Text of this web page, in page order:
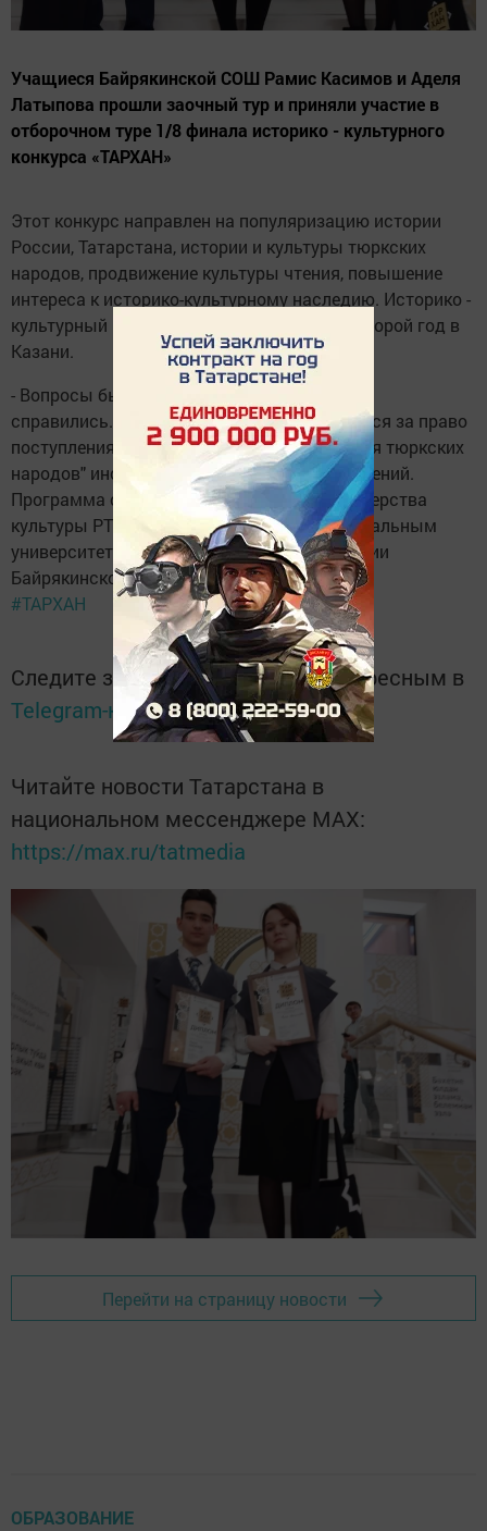
Учащиеся Байрякинской СОШ Рамис Касимов и Аделя
Латыпова прошли заочный тур и приняли участие в
отборочном туре 1/8 финала историко - культурного
конкурса «ТАРХАН»
Этот конкурс направлен на популяризацию истории
России, Татарстана, истории и культуры тюркских
народов, продвижение культуры чтения, повышение
интереса к историко-культурному наследию. Историко -
культурный конкурс "Тархан" проводится второй год в
Казани.
- Вопросы были сложные, но ребята
справились. Участники конкурса сражаются за право
поступления в КФУ на направление "История тюркских
народов" института международных отношений.
Программа создана по инициативе Министерства
культуры РТ совместно с Казанским федеральным
университетом, - рассказала учитель истории
Байрякинской школы Светлана Касимова.
#ТАРХАН
Следите за самым важным и интересным в
Telegram-канале Татмедиа
Читайте новости Татарстана в
национальном мессенджере MАХ:
https://max.ru/tatmedia
Перейти на страницу новости
ОБРАЗОВАНИЕ